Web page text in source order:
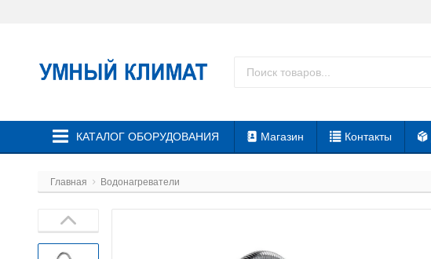
КАТАЛОГ ОБОРУДОВАНИЯ Магазин Контакты
Главная Водонагреватели